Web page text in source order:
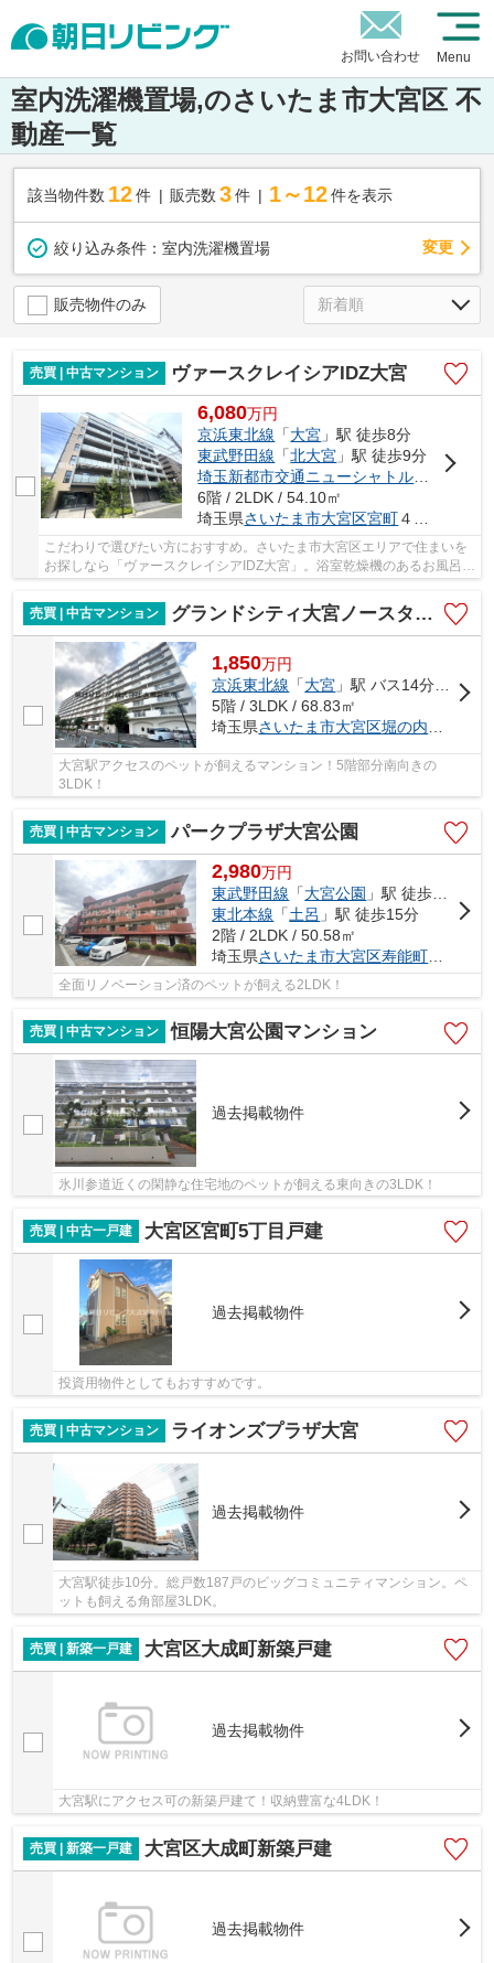
お問い合わせ Menu
室内洗濯機置場,のさいたま市大宮区 不
動産一覧
該当物件数 12件 販売数 3 件 1～12 件を表示
絞り込み条件： 室内洗濯機置場 変更
販売物件のみ
売買 | 中古マンション ヴァースクレイシアIDZ大宮
6,080万円
京浜東北線 「大宮 」駅 徒歩8分
東武野田線 「北大宮 」駅 徒歩9分
鉄道博
6階 / 2LDK / 54.10㎡
埼玉県さいたま市大宮区宮町４丁目
こだわりで選びたい方におすすめ。さいたま市大宮区エリアで住まいを
お探しなら「ヴァースクレイシアIDZ大宮」。浴室乾燥機のあるお風呂場
は洗濯物を干すときにも便利です。この物件は...
売買 | 中古マンション
グランドシティ大宮ノースタワー
1,850万円
京浜東北線 「大宮 」駅 バス14分 「堀の内橋」 停歩3分
5階 / 3LDK / 68.83㎡
埼玉県さいたま市大宮区堀の内町
大宮駅アクセスのペットが飼えるマンション！5階部分南向きの
3LDK！
売買 | 中古マンション パークプラザ大宮公園
2,980万円
東武野田線 「大宮公園 」駅 徒歩2分
東北本線 「土呂 」駅 徒歩15分
2階 / 2LDK / 50.58㎡
埼玉県さいたま市大宮区寿能町
全面リノベーション済のペットが飼える2LDK！
売買 | 中古マンション 恒陽大宮公園マンション
過去掲載物件
氷川参道近くの閑静な住宅地のペットが飼える東向きの3LDK！
売買 | 中古一戸建 大宮区宮町5丁目戸建
過去掲載物件
投資用物件としてもおすすめです。
売買 | 中古マンション ライオンズプラザ大宮
過去掲載物件
大宮駅徒歩10分。総戸数187戸のビッグコミュニティマンション。ペ
ットも飼える角部屋3LDK。
売買 | 新築一戸建 大宮区大成町新築戸建
過去掲載物件
大宮駅にアクセス可の新築戸建て！収納豊富な4LDK！
売買 | 新築一戸建 大宮区大成町新築戸建
過去掲載物件